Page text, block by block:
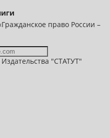
право России –
"СТАТУТ"